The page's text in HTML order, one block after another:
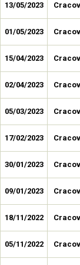
13/05/2023
01/05/2023
15/04/2023
02/04/2023
05/03/2023
17/02/2023
30/01/2023
09/01/2023
18/11/2022
05/11/2022